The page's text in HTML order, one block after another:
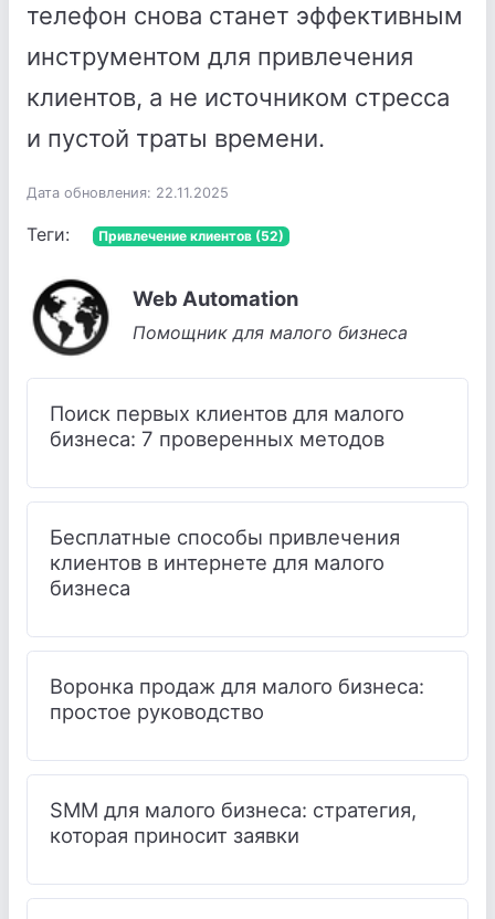
телефон снова станет эффективным
инструментом для привлечения
клиентов, а не источником стресса
и пустой траты времени.
Дата обновления: 22.11.2025
Теги: Привлечение клиентов (52)
Web Automation
Помощник для малого бизнеса
Поиск первых клиентов для малого
бизнеса: 7 проверенных методов
Бесплатные способы привлечения
клиентов в интернете для малого
бизнеса
Воронка продаж для малого бизнеса:
простое руководство
SMM для малого бизнеса: стратегия,
которая приносит заявки